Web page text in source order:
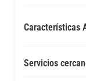
Características
Servicios